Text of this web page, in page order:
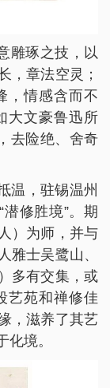
雕琢之技，以
，章法空灵；
，情感含而不
大文豪鲁迅所
去险绝、舍奇
温，驻锡温州
修胜境”。期
）为师，并与
雅士吴鹭山、
多有交集，或
艺苑和禅修佳
，滋养了其艺
境。